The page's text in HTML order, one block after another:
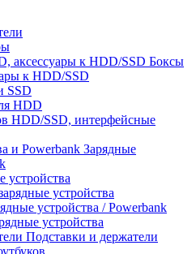
Боксы
к HDD/SSD
SSD
HDD
HDD/SSD, интерфейсные
Зарядные
устройства
устройства
устройства / Powerbank
устройства
Подставки и держатели